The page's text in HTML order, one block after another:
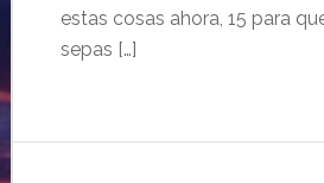
estas cosas ahora, 15 para
sepas […]